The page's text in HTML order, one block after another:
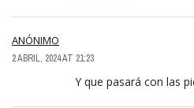
ANÓNIMO
2 ABRIL, 2024 AT 21:23
Y que pasará con las